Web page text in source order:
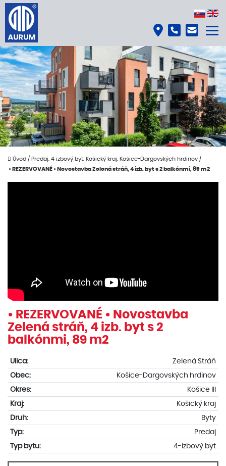
Úvod / Predaj, 4 izbový byt, Košický kraj, Košice-Dargovských hrdinov /
• REZERVOVANÉ • Novostavba Zelená stráň, 4 izb. byt s 2 balkónmi, 89 m2
• REZERVOVANÉ • Novostavba
Zelená stráň, 4 izb. byt s 2
balkónmi, 89 m2
Ulica:
Zelená Stráň
Obec:
Košice-Dargovských hrdinov
Okres:
Košice III
Kraj:
Košický kraj
Druh:
Byty
Typ:
Predaj
Typ bytu:
4-izbový byt